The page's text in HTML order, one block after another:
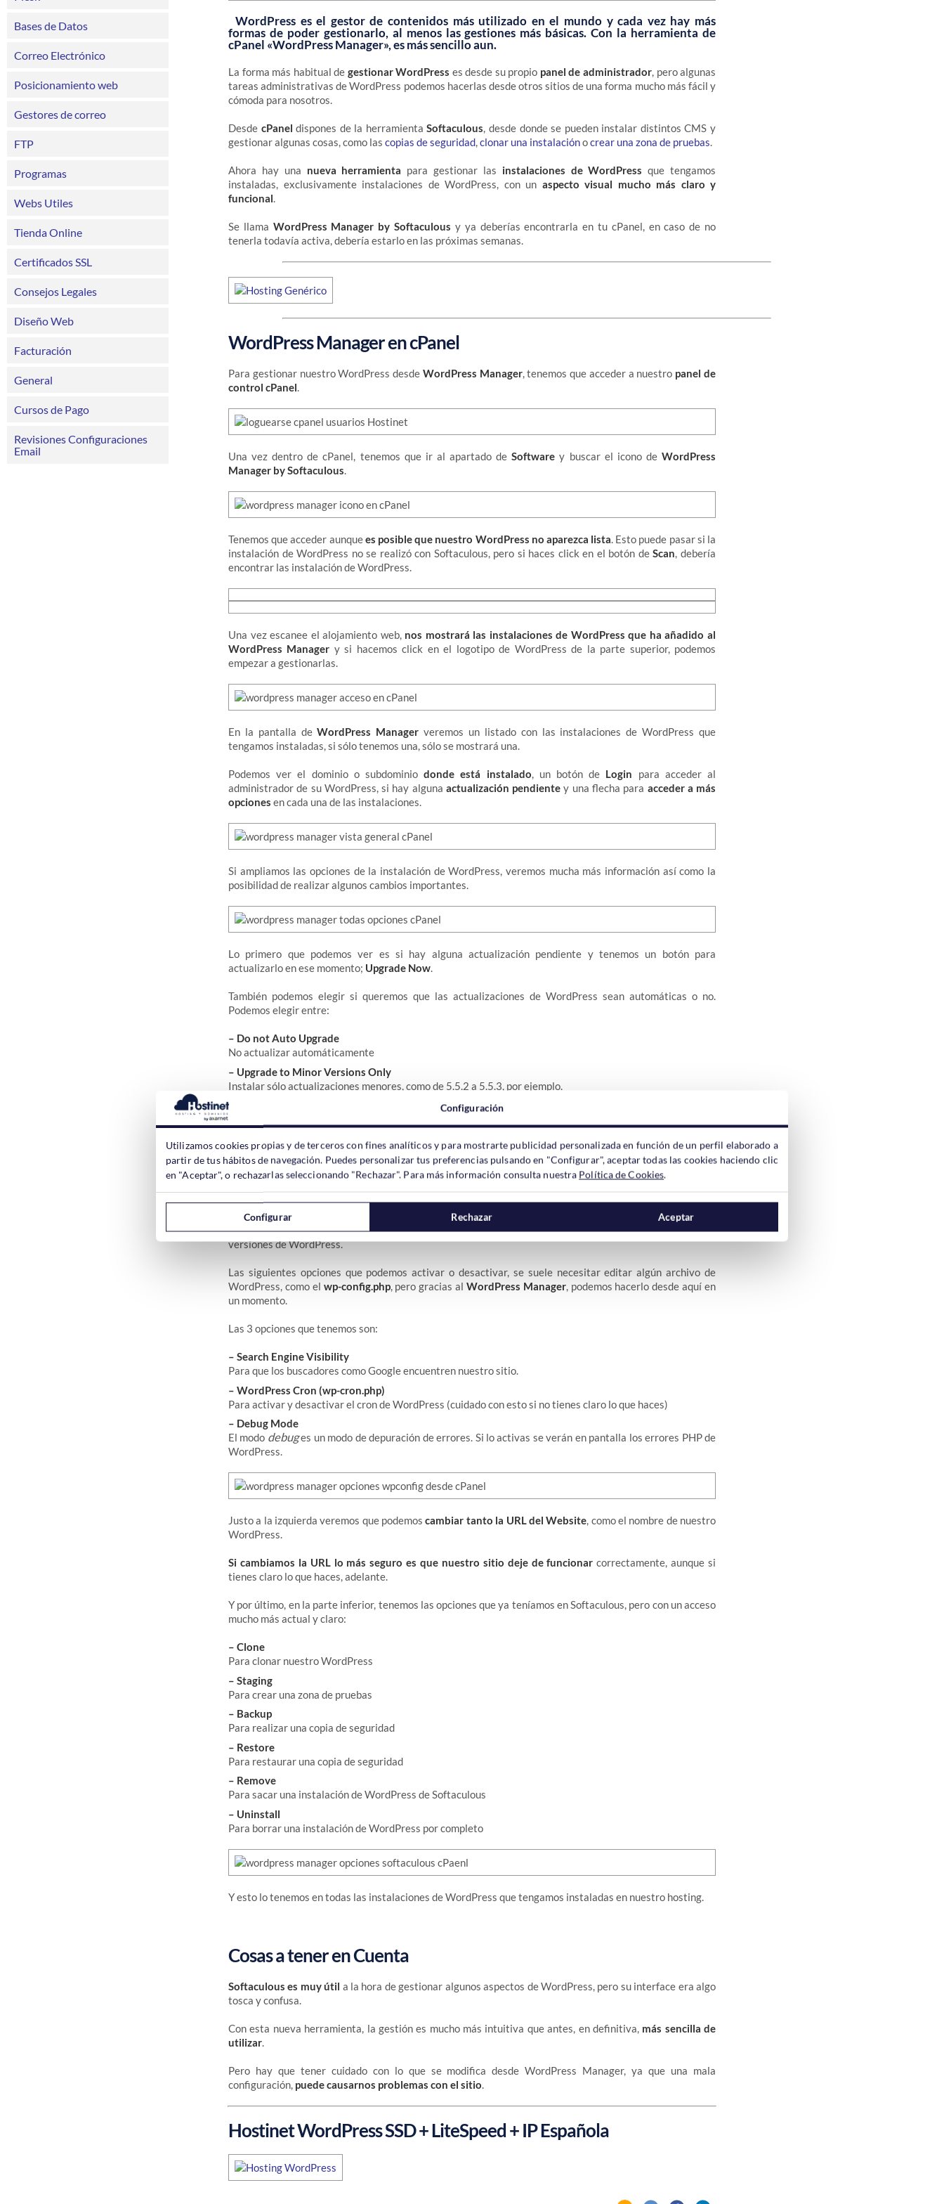
Bases de Datos
Correo Electrónico
Posicionamiento web
Gestores de correo
FTP
Programas
Webs Utiles
Tienda Online
Certificados SSL
Consejos Legales
Diseño Web
Facturación
General
Cursos de Pago
Revisiones Configuraciones
Email
WordPress es el gestor de contenidos más utilizado en el mundo y cada vez hay más
formas de poder gestionarlo, al menos las gestiones más básicas. Con la herramienta de
cPanel «WordPress Manager», es más sencillo aun.
La forma más habitual de gestionar WordPress es desde su propio panel de administrador, pero algunas
tareas administrativas de WordPress podemos hacerlas desde otros sitios de una forma mucho más fácil y
cómoda para nosotros.
Desde cPanel dispones de la herramientaSoftaculous, desde donde se pueden instalar distintos CMS y
gestionar algunas cosas, como las copias de seguridad,clonar una instalaciónocrear una zona de pruebas.
Ahora hay una nueva herramienta para gestionar las instalaciones de WordPress que tengamos
instaladas, exclusivamente instalaciones de WordPress, con un aspecto visual mucho más claro y
funcional.
Se llama WordPress Manager by Softaculous y ya deberías encontrarla en tu cPanel, en caso de no
tenerla todavía activa, debería estarlo en las próximas semanas.
WordPress Manager en cPanel
Para gestionar nuestro WordPress desde WordPress Manager, tenemos que acceder a nuestro panel de
control cPanel.
Una vez dentro de cPanel, tenemos que ir al apartado deSoftware y buscar el icono deWordPress
Manager by Softaculous.
Tenemos que acceder aunquees posible que nuestro WordPress no aparezca lista. Esto puede pasar si la
instalación de WordPress no se realizó con Softaculous, pero si haces click en el botón deScan, debería
encontrar las instalación de WordPress.
Una vez escanee el alojamiento web, nos mostrará las instalaciones de WordPress que ha añadido al
WordPress Manager y si hacemos click en el logotipo de WordPress de la parte superior, podemos
empezar a gestionarlas.
En la pantalla deWordPress Manager veremos un listado con las instalaciones de WordPress que
tengamos instaladas, si sólo tenemos una, sólo se mostrará una.
Podemos ver el dominio o subdominiodonde está instalado, un botón de Login para acceder al
administrador de su WordPress, si hay alguna actualización pendiente y una flecha para acceder a más
opciones en cada una de las instalaciones.
Si ampliamos las opciones de la instalación de WordPress, veremos mucha más información así como la
posibilidad de realizar algunos cambios importantes.
Lo primero que podemos ver es si hay alguna actualización pendiente y tenemos un botón para
actualizarlo en ese momento; Upgrade Now.
También podemos elegir si queremos que las actualizaciones de WordPress sean automáticas o no.
Podemos elegir entre:
– Do not Auto Upgrade
No actualizar automáticamente
– Upgrade to Minor Versions Only
Instalar sólo actualizaciones menores, como de 5.5.2 a 5.5.3, por ejemplo.
– Upgrade to Lastest Version Available (Major as well as Minor)
También podemos elegir si queremosactivar las actualizaciones automáticasen los plugins y en los
themesque tengamos instalados.
Esta opción de actualización automática en plugins ythemes, sólo está disponible en las últimas
versiones de WordPress.
Las siguientes opciones que podemos activar o desactivar, se suele necesitar editar algún archivo de
WordPress, como el wp-config.php, pero gracias al WordPress Manager, podemos hacerlo desde aquí en
un momento.
Las 3 opciones que tenemos son:
– Search Engine Visibility
Para que los buscadores como Google encuentren nuestro sitio.
– WordPress Cron (wp-cron.php)
Para activar y desactivar el cron de WordPress (cuidado con esto si no tienes claro lo que haces)
– Debug Mode
El modo debuges un modo de depuración de errores. Si lo activas se verán en pantalla los errores PHP de
WordPress.
Justo a la izquierda veremos que podemoscambiar tanto la URL del Website, como el nombre de nuestro
WordPress.
Si cambiamos la URL lo más seguro es que nuestro sitio deje de funcionar correctamente, aunque si
tienes claro lo que haces, adelante.
Y por último, en la parte inferior, tenemos las opciones que ya teníamos en Softaculous, pero con un acceso
mucho más actual y claro:
– Clone
Para clonar nuestro WordPress
– Staging
Para crear una zona de pruebas
– Backup
Para realizar una copia de seguridad
– Restore
Para restaurar una copia de seguridad
– Remove
Para sacar una instalación de WordPress de Softaculous
– Uninstall
Para borrar una instalación de WordPress por completo
Y esto lo tenemos en todas las instalaciones de WordPress que tengamos instaladas en nuestro hosting.
Cosas a tener en Cuenta
Softaculous es muy útil a la hora de gestionar algunos aspectos de WordPress, pero su interface era algo
tosca y confusa.
Con esta nueva herramienta, la gestión es mucho más intuitiva que antes, en definitiva, más sencilla de
utilizar.
Pero hay que tener cuidado con lo que se modifica desde WordPress Manager, ya que una mala
configuración, puede causarnos problemas con el sitio.
Hostinet WordPress SSD + LiteSpeed + IP Española
Configuración
Utilizamos cookies propias y de terceros con fines analíticos y para mostrarte publicidad personalizada en función de un perfil elaborado a
partir de tus hábitos de navegación. Puedes personalizar tus preferencias pulsando en "Configurar", aceptar todas las cookies haciendo clic
en "Aceptar", o rechazarlas seleccionando "Rechazar". Para más información consulta nuestra Política de Cookies.
Configurar Rechazar Aceptar